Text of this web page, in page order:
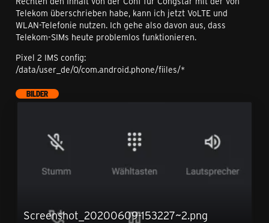
Telekom überschrieben habe, kann ich jetzt VoLTE und
WLAN-Telefonie nutzen. Ich gehe also davon aus, dass
Telekom-SIMs heute problemlos funktionieren.
Pixel 2 IMS config:
/data/user_de/0/com.android.phone/fiiles/*
BILDER
Screenshot_20200609-153227~2.png